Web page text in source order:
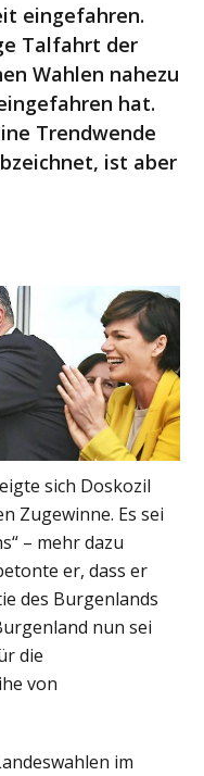
eingefahren.
Talfahrt der
Wahlen nahezu
hat.
Trendwende
ist aber
sich Doskozil
Zugewinne. Es sei
– mehr dazu
er, dass er
des Burgenlands
nun sei
die
von
im